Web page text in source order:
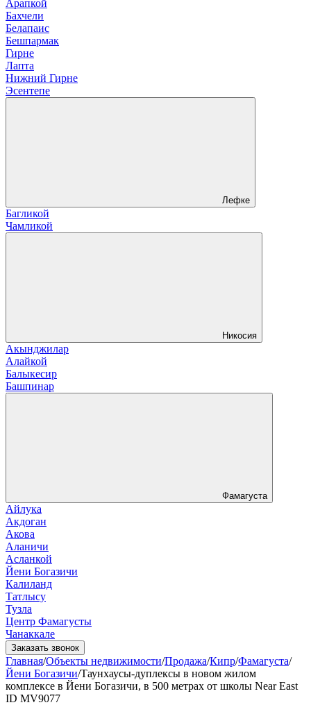
Арапкой
Бахчели
Белапаис
Бешпармак
Гирне
Лапта
Нижний Гирне
Эсентепе
Лефке
Багликой
Чамликой
Никосия
Акынджилар
Алайкой
Балыкесир
Башпинар
Фамагуста
Айлука
Акдоган
Акова
Аланичи
Асланкой
Йени Богазичи
Калиланд
Татлысу
Тузла
Центр Фамагусты
Чанаккале
Заказать звонок
Главная/Объекты недвижимости/Продажа/Кипр/Фамагуста/
Йени Богазичи/Таунхаусы-дуплексы в новом жилом
комплексе в Йени Богазичи, в 500 метрах от школы Near East
ID MV9077